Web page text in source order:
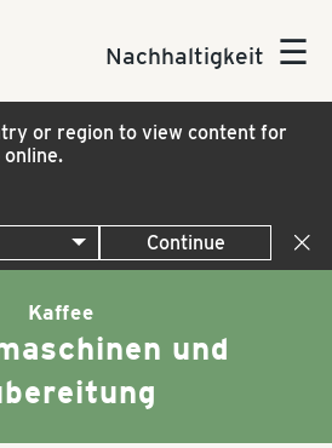
Nachhaltigkeit ☰
or region to view content for
Continue
Kaffee
und